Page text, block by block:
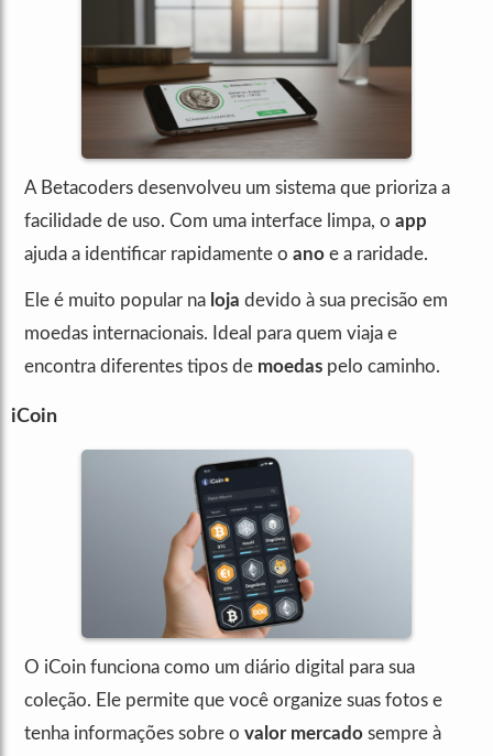
A Betacoders desenvolveu um sistema que prioriza a
facilidade de uso. Com uma interface limpa, o app
ajuda a identificar rapidamente o ano e a raridade.
Ele é muito popular na loja devido à sua precisão em
moedas internacionais. Ideal para quem viaja e
encontra diferentes tipos de moedas pelo caminho.
iCoin
O iCoin funciona como um diário digital para sua
coleção. Ele permite que você organize suas fotos e
tenha informações sobre o valor mercado sempre à